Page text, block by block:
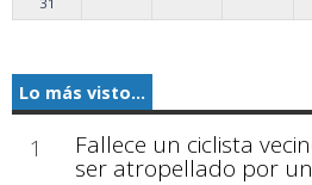
Lo más visto...
1 Fallece un ciclista
ser atropellado por